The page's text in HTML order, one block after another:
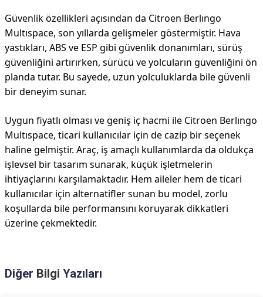
Güvenlik özellikleri açısından da Citroen Berlıngo
Multıspace, son yıllarda gelişmeler göstermiştir. Hava
yastıkları, ABS ve ESP gibi güvenlik donanımları, sürüş
güvenliğini artırırken, sürücü ve yolcuların güvenliğini ön
planda tutar. Bu sayede, uzun yolculuklarda bile güvenli
bir deneyim sunar.
Uygun fiyatlı olması ve geniş iç hacmi ile Citroen Berlıngo
Multıspace, ticari kullanıcılar için de cazip bir seçenek
haline gelmiştir. Araç, iş amaçlı kullanımlarda da oldukça
işlevsel bir tasarım sunarak, küçük işletmelerin
ihtiyaçlarını karşılamaktadır. Hem aileler hem de ticari
kullanıcılar için alternatifler sunan bu model, zorlu
koşullarda bile performansını koruyarak dikkatleri
üzerine çekmektedir.
Diğer Bilgi Yazıları